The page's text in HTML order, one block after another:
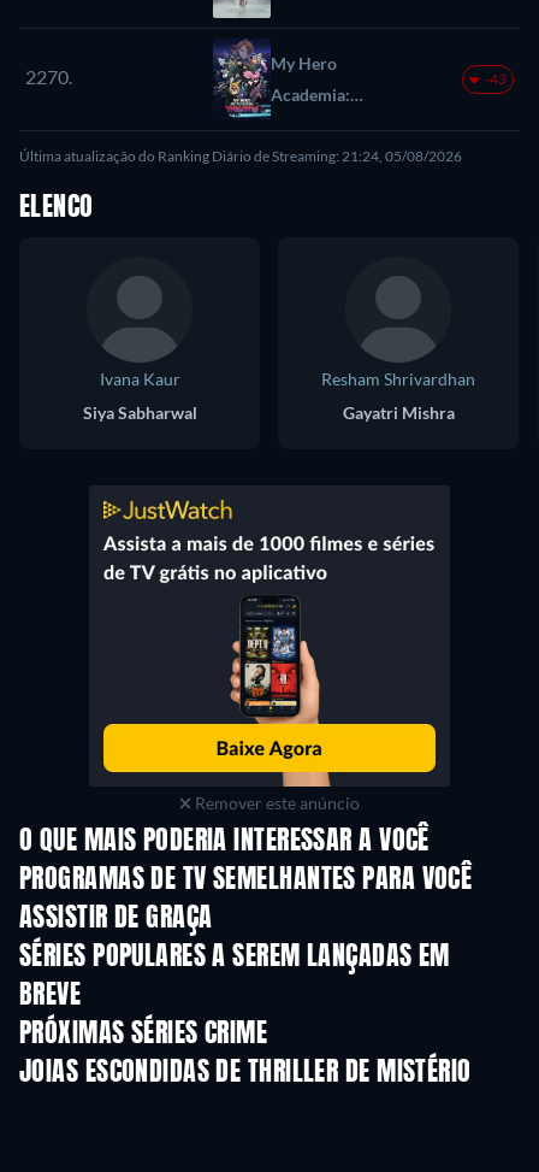
2270.
My Hero
Academia:
Vigilantes
-43
Última atualização do Ranking Diário de Streaming: 21:24, 05/08/2026
ELENCO
Ivana Kaur
Siya Sabharwal
Resham Shrivardhan
Gayatri Mishra
Remover este anúncio
O QUE MAIS PODERIA INTERESSAR A VOCÊ
Série
PROGRAMAS DE TV SEMELHANTES PARA VOCÊ
ASSISTIR DE GRAÇA
Série
SÉRIES POPULARES A SEREM LANÇADAS EM
BREVE
PRÓXIMAS SÉRIES CRIME
Temporada 6
JOIAS ESCONDIDAS DE THRILLER DE MISTÉRIO